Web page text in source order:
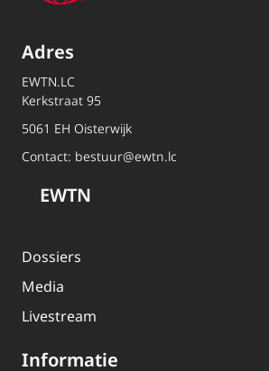
Adres
EWTN.LC
Kerkstraat 95
5061 EH Oisterwijk
Contact: bestuur@ewtn.lc
EWTN
Dossiers
Media
Livestream
Informatie